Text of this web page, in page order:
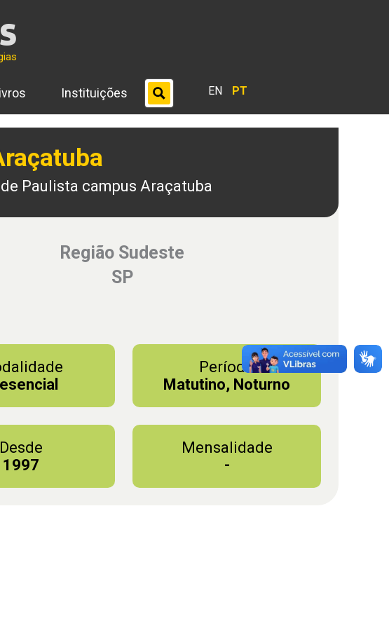
Instituições EN PT
Paulista campus Araçatuba
Região Sudeste
SP
Período
Matutino, Noturno
Desde
1997
Mensalidade
-